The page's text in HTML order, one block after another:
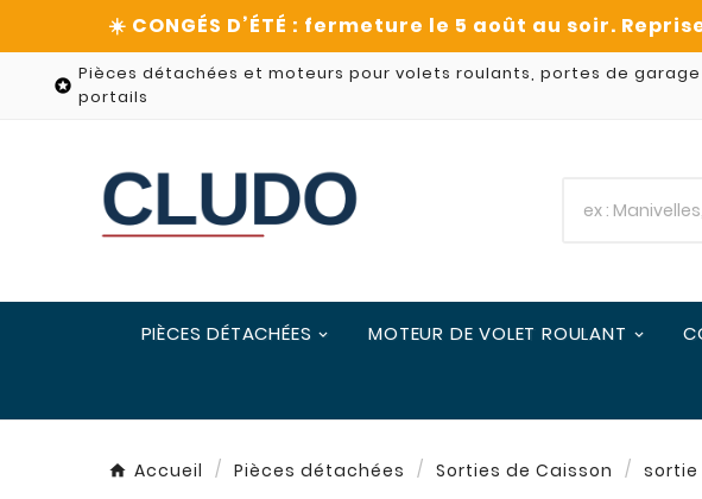

Pièces détachées et moteurs pour volets roulants, portes de
portails
PIÈCES DÉTACHÉES MOTEUR DE VOLET ROULANT
Accueil Pièces détachées Sorties de Caisson sortie